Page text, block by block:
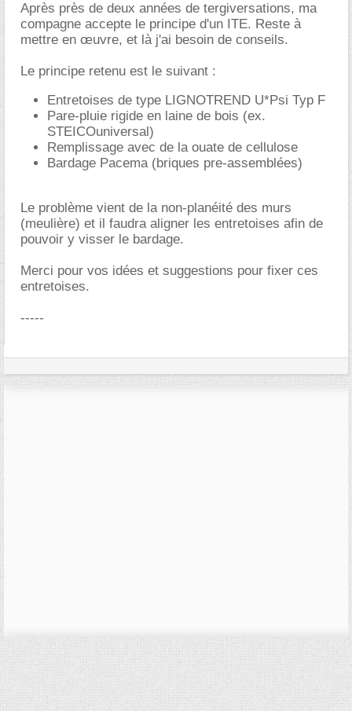
Après près de deux années de tergiversations, ma
compagne accepte le principe d'un ITE. Reste à
mettre en œuvre, et là j'ai besoin de conseils.
Le principe retenu est le suivant :
Entretoises de type LIGNOTREND U*Psi Typ F
Pare-pluie rigide en laine de bois (ex.
STEICOuniversal)
Remplissage avec de la ouate de cellulose
Bardage Pacema (briques pre-assemblées)
Le problème vient de la non-planéité des murs
(meulière) et il faudra aligner les entretoises afin de
pouvoir y visser le bardage.
Merci pour vos idées et suggestions pour fixer ces
entretoises.
-----